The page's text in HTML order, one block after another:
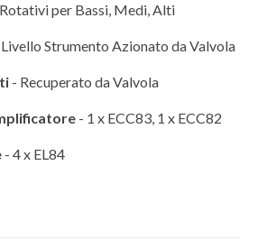
per Bassi, Medi, Alti
Strumento Azionato da Valvola
- Recuperato da Valvola
- 1 x ECC83, 1 x ECC82
- 4 x EL84